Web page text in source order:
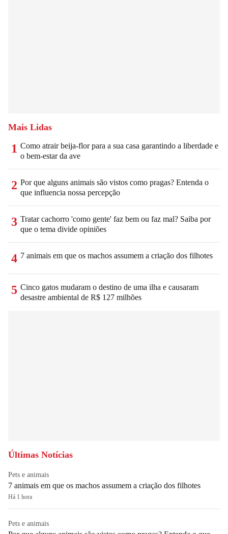
Mais Lidas
1 Como atrair beija-flor para a sua casa garantindo a liberdade e
o bem-estar da ave
2 Por que alguns animais são vistos como pragas? Entenda o
que influencia nossa percepção
3 Tratar cachorro 'como gente' faz bem ou faz mal? Saiba por
que o tema divide opiniões
4 7 animais em que os machos assumem a criação dos filhotes
5 Cinco gatos mudaram o destino de uma ilha e causaram
desastre ambiental de R$ 127 milhões
Últimas Notícias
Pets e animais
7 animais em que os machos assumem a criação dos filhotes
Há 1 hora
Pets e animais